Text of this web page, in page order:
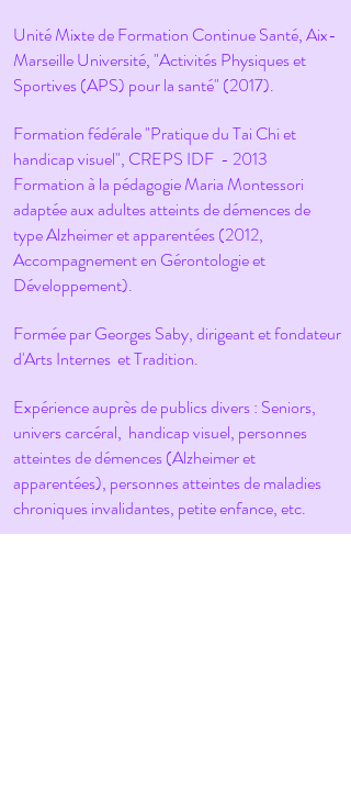
Unité Mixte de Formation Continue Santé, Aix-
Marseille Université, "ActivitésPhysiques et
Sportives (APS) pour la santé" (2017).
Formation fédérale "Pratique du Tai Chi et
handicap visuel", CREPS IDF - 2013
Formation à la pédagogie Maria Montessori
adaptée aux adultes atteints de démences de
type Alzheimer et apparentées (2012,
Accompagnement en Gérontologie et
Développement).
Formée par Georges Saby, dirigeant et fondateur
d'Arts Internes et Tradition.
Expérience auprès de publics divers : Seniors,
univers carcéral, handicap visuel, personnes
atteintes de démences (Alzheimer et
apparentées), personnes atteintesde maladies
chroniquesinvalidantes, petite enfance, etc.